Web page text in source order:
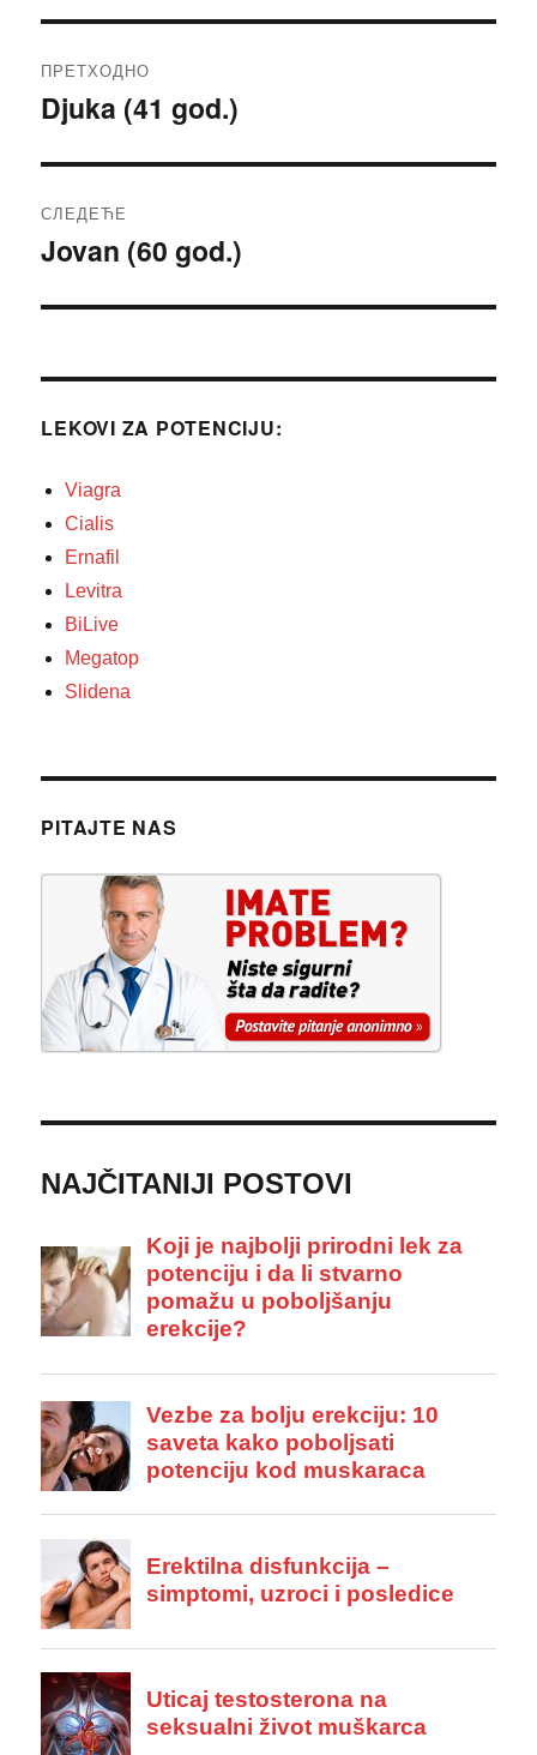
чланка
ПРЕТХОДНО
Претходни
Djuka (41 god.)
СЛЕДЕЋЕ
Следећи
Jovan (60 god.)
LEKOVI ZA POTENCIJU:
Viagra
Cialis
Ernafil
Levitra
BiLive
Megatop
Slidena
PITAJTE NAS
NAJČITANIJI POSTOVI